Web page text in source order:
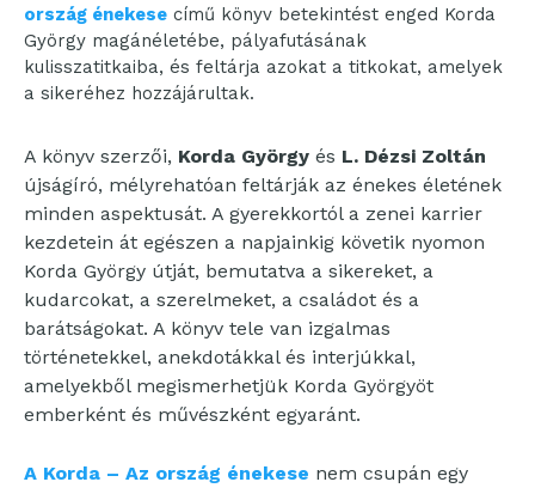
ország énekese című könyv betekintést enged Korda
György magánéletébe, pályafutásának
kulisszatitkaiba, és feltárja azokat a titkokat, amelyek
a sikeréhez hozzájárultak.
A könyv szerzői, Korda György és L. Dézsi Zoltán
újságíró, mélyrehatóan feltárják az énekes életének
minden aspektusát. A gyerekkortól a zenei karrier
kezdetein át egészen a napjainkig követik nyomon
Korda György útját, bemutatva a sikereket, a
kudarcokat, a szerelmeket, a családot és a
barátságokat. A könyv tele van izgalmas
történetekkel, anekdotákkal és interjúkkal,
amelyekből megismerhetjük Korda Györgyöt
emberként és művészként egyaránt.
A Korda – Az ország énekese nem csupán egy